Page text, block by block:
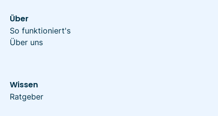
Über
So funktioniert's
Über uns
Wissen
Ratgeber